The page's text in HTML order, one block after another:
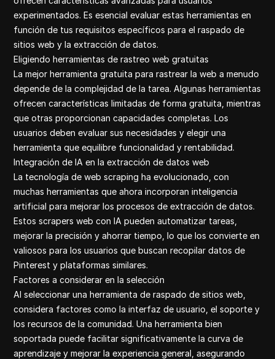
experimentados. Es esencial evaluar estas herramientas en
función de tus requisitos específicos para el raspado de
sitios web y la extracción de datos.
Eligiendo herramientas de rastreo web gratuitas
La mejor herramienta gratuita para rastrear la web a menudo
depende de la complejidad de la tarea. Algunas herramientas
ofrecen características limitadas de forma gratuita, mientras
que otras proporcionan capacidades completas. Los
usuarios deben evaluar sus necesidades y elegir una
herramienta que equilibre funcionalidad y rentabilidad.
Integración de IA en la extracción de datos web
La tecnología de web scraping ha evolucionado, con
muchas herramientas que ahora incorporan inteligencia
artificial para mejorar los procesos de extracción de datos.
Estos scrapers web con IA pueden automatizar tareas,
mejorar la precisión y ahorrar tiempo, lo que los convierte en
valiosos para los usuarios que buscan recopilar datos de
Pinterest y plataformas similares.
Factores a considerar en la selección
Al seleccionar una herramienta de raspado de sitios web,
considera factores como la interfaz de usuario, el soporte y
los recursos de la comunidad. Una herramienta bien
soportada puede facilitar significativamente la curva de
aprendizaje y mejorar la experiencia general, asegurando